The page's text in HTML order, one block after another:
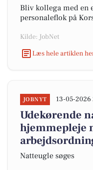
Bliv kollega med en
personaleflok på
Kilde: JobNet
Læs hele artiklen
JOBNYT 13-05-2026
Udekørende
hjemmepleje
Natteugle søges